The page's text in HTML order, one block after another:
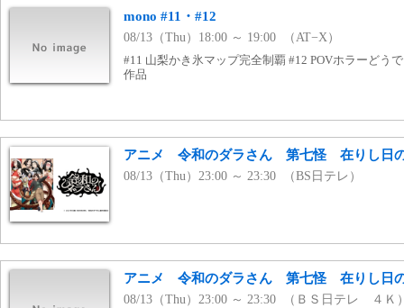
mono #11・#12
08/13（Thu）18:00 ～ 19:00 （AT−X）
#11 山梨かき氷マップ完全制覇 #12 POVホラーどう
作品
アニメ 令和のダラさん 第七怪 在りし日
08/13（Thu）23:00 ～ 23:30 （BS日テレ）
アニメ 令和のダラさん 第七怪 在りし日
08/13（Thu）23:00 ～ 23:30 （ＢＳ日テレ ４Ｋ